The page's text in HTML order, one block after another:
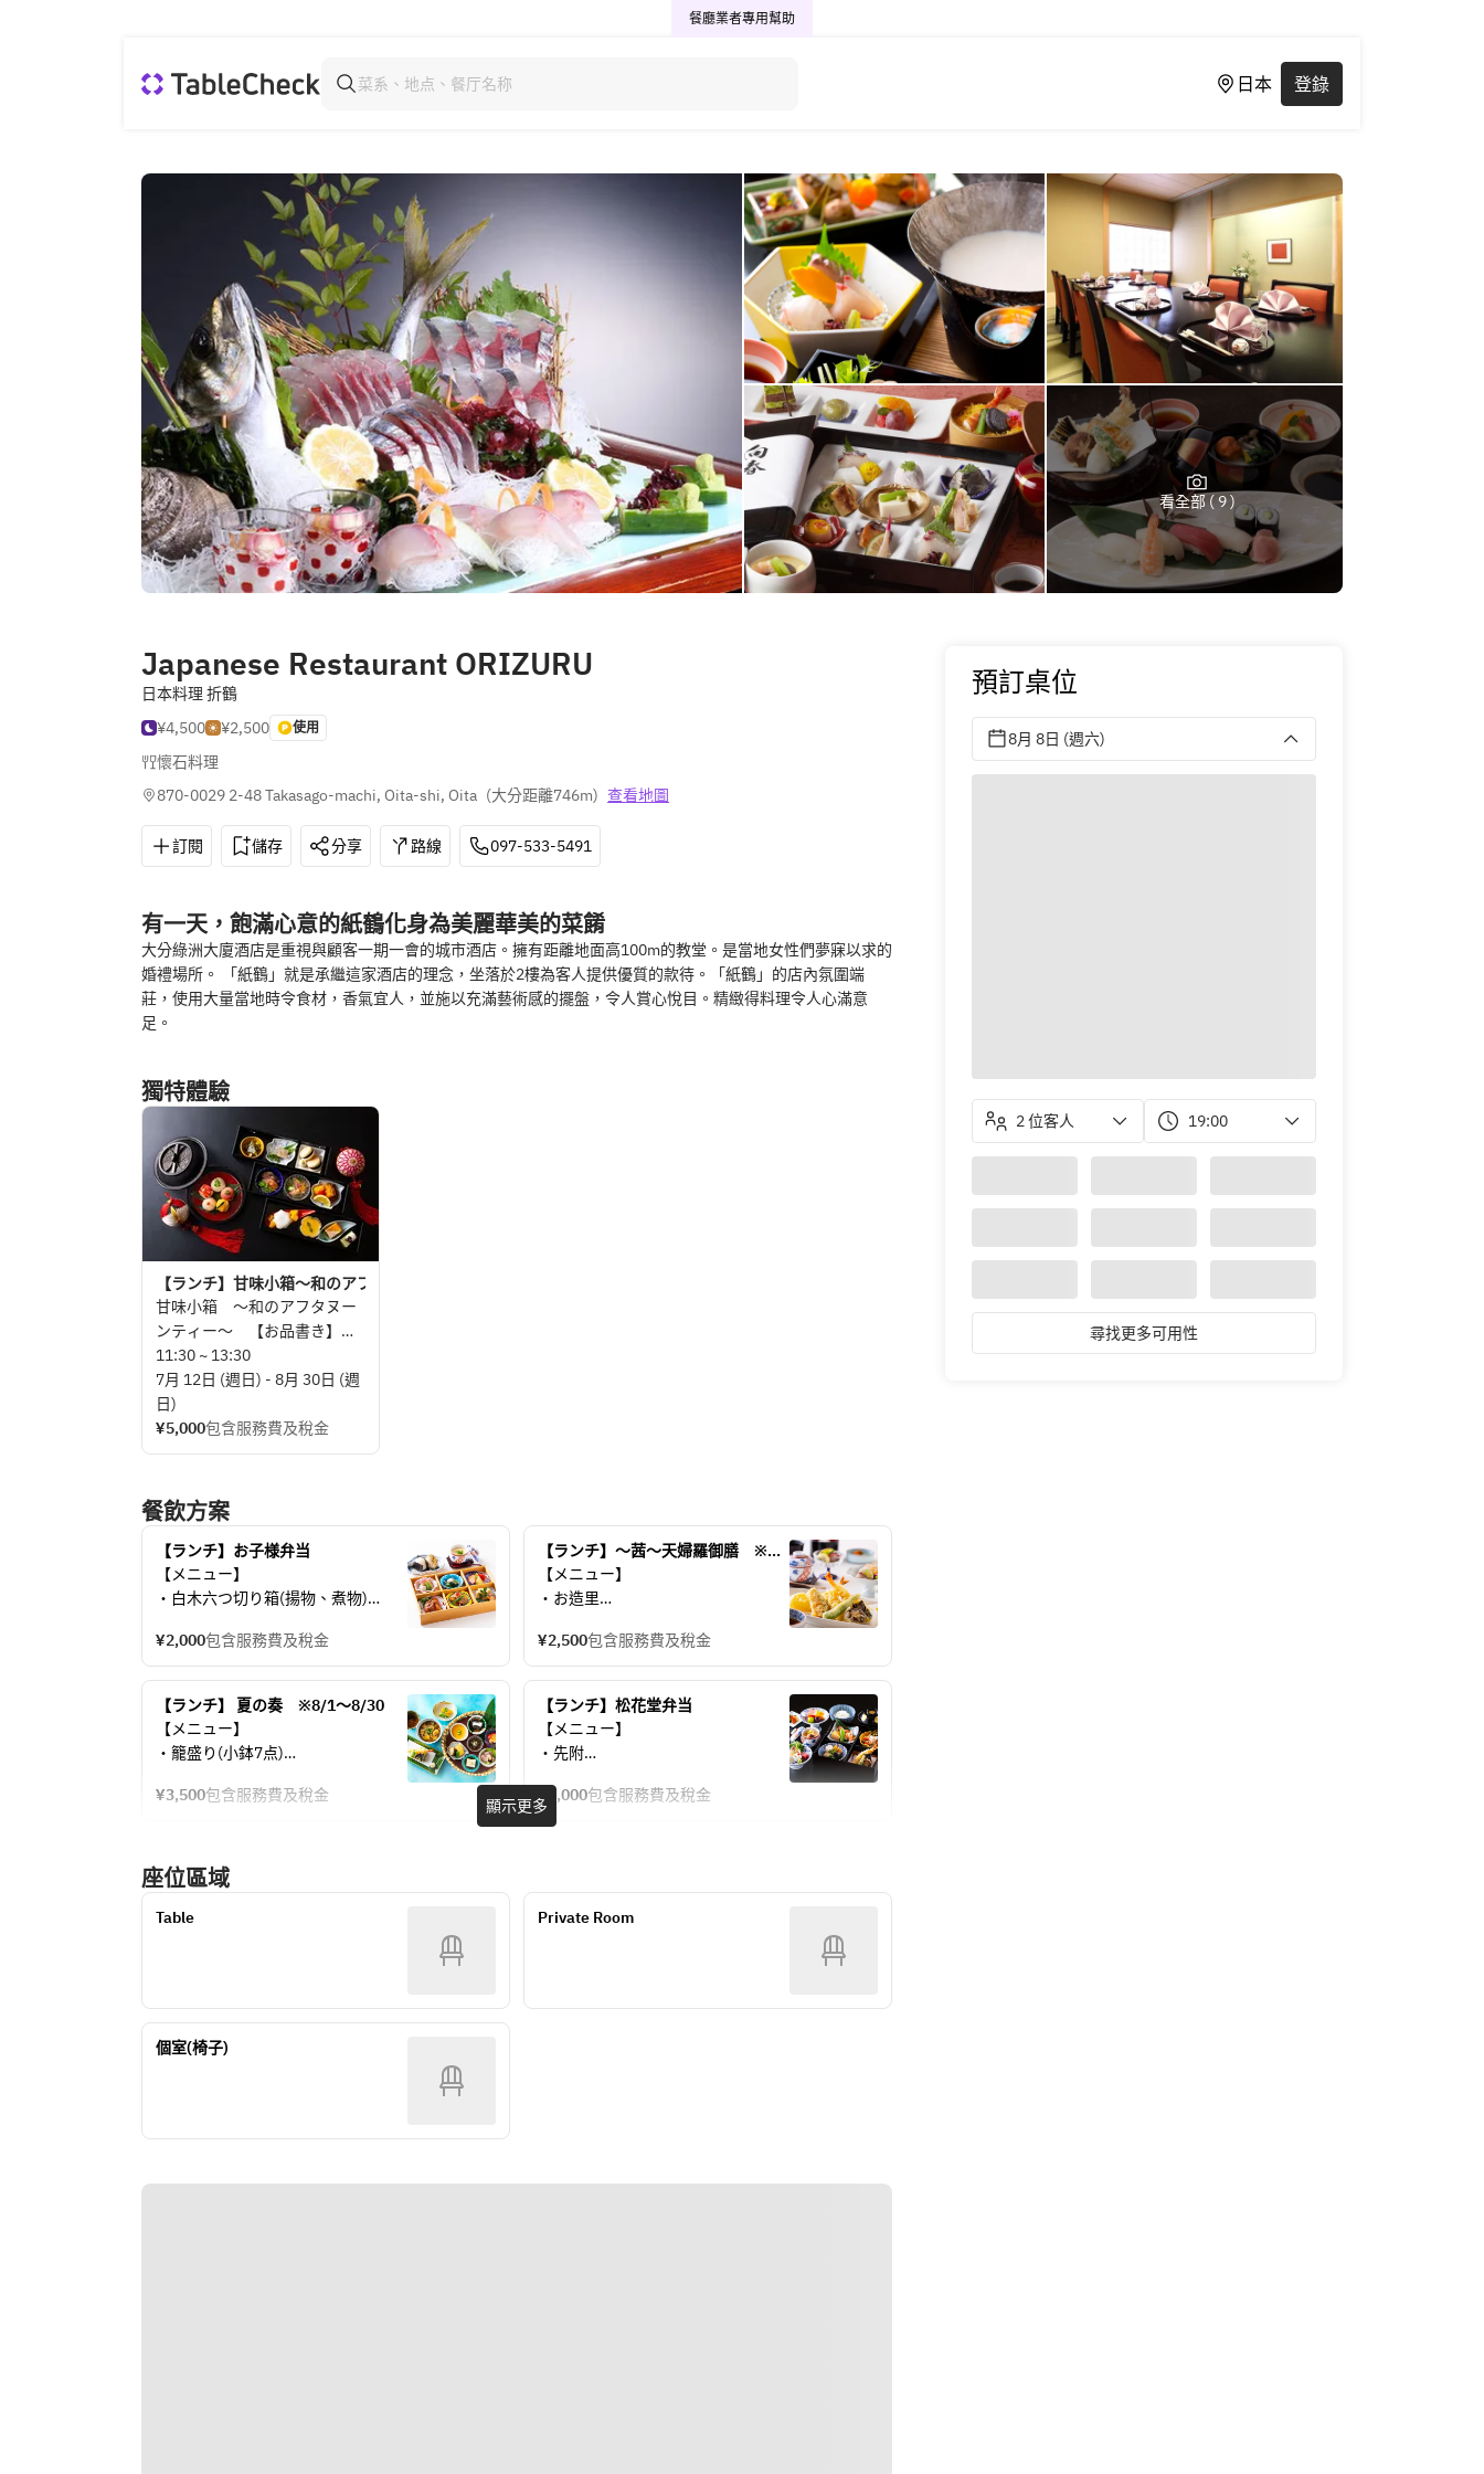
餐廳業者專用幫助
日本 登錄
看全部 ( 9 )
Japanese Restaurant ORIZURU
日本料理 折鶴
¥4,500
¥2,500 使用
懷石料理
870-0029 2-48 Takasago-machi, Oita-shi, Oita (大分距離746m) 查看地圖
訂閱 儲存 分享 路線 097-533-5491
有一天，飽滿心意的紙鶴化身為美麗華美的菜餚
大分綠洲大廈酒店是重視與顧客一期一會的城市酒店。擁有距離地面高100m的教堂。是當地女性們夢寐以求的
婚禮場所。 「紙鶴」就是承繼這家酒店的理念，坐落於2樓為客人提供優質的款待。「紙鶴」的店內氛圍端
莊，使用大量當地時令食材，香氣宜人，並施以充滿藝術感的擺盤，令人賞心悅目。精緻得料理令人心滿意
足。
獨特體驗
【ランチ】甘味小箱～和のアフタヌーンティー～ ※7.8月土日祝日限定※要予約
甘味小箱 ～和のアフタヌー
ンティー～ 【お品書き】
・甘味（2段）
抹茶ケーキ、ほうじ茶プリ
ン、チーズケーキ、最中など
・和食（1段）
小鉢3点、手毬寿司5貫
※1日5食限定
※3日前までの要予約
11:30 ~ 13:30
7月 12日 (週日) - 8月 30日 (週
日)
¥5,000包含服務費及稅金
餐飲方案
【ランチ】お子様弁当
【メニュー】
・白木六つ切り箱(揚物、煮物)
・お結び
¥2,000包含服務費及稅金
【ランチ】～茜～天婦羅御膳　※平
日限定メニュー(土日祝対象外)
【メニュー】
・お造里
・茶碗蒸し
・お食事
・水菓子
¥2,500包含服務費及稅金
【ランチ】 夏の奏　※8/1～8/30
【メニュー】
・籠盛り(小鉢7点)
・（温）カレーうどん（7月）
¥3,500包含服務費及稅金
【ランチ】松花堂弁当
【メニュー】
・先附
・四つ切り弁当（口取り・揚物・合
肴・煮物）
・水菓子
¥5,000包含服務費及稅金
顯示更多
座位區域
Table Private Room
個室(椅子)
預訂桌位
8月 8日 (週六)
2 位客人 19:00
尋找更多可用性